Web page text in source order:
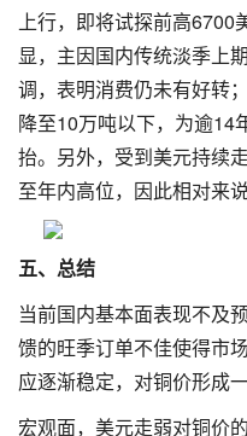
上行，即将试探前高6700
显，主因国内传统淡季上
调，表明消费仍未有好转
降至10万吨以下，为逾14
抬。另外，受到美元持续
至年内高位，因此相对来
五、总结
当前国内基本面表现不及
馈的旺季订单不佳使得市
应逐渐稳定，对铜价形成一
宏观面，美元走弱对铜价